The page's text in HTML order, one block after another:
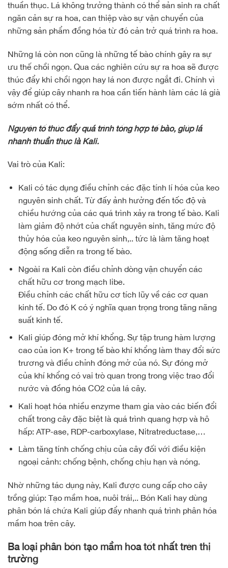
thuần thục. Lá không trưởng thành có thể sản sinh ra chất
ngăn cản sự ra hoa, can thiệp vào sự vận chuyển của
những sản phẩm đồng hóa từ đó cản trở quá trình ra hoa.
Những lá còn non cũng là những tế bào chính gây ra sự
ưu thế chồi ngọn. Qua các nghiên cứu sự ra hoa sẽ được
thúc đẩy khi chồi ngọn hay lá non được ngắt đi. Chính vì
vậy để giúp cây nhanh ra hoa cần tiến hành làm các lá già
sớm nhất có thể.
Nguyên tố thúc đẩy quá trình tổng hợp tế bào, giúp lá
nhanh thuần thục là Kali.
Vai trò của Kali:
Kali có tác dụng điều chỉnh các đặc tính lí hóa của keo
nguyên sinh chất. Từ đấy ảnh hưởng đến tốc độ và
chiều hướng của các quá trình xảy ra trong tế bào. Kali
làm giảm độ nhớt của chất nguyên sinh, tăng mức độ
thủy hóa của keo nguyên sinh,.. tức là làm tăng hoạt
động sống diễn ra trong tế bào.
Ngoài ra Kali còn điều chỉnh dòng vận chuyển các
chất hữu cơ trong mạch libe.
Điều chỉnh các chất hữu cơ tích lũy về các cơ quan
kinh tế. Do đó K có ý nghĩa quan trọng trong tăng năng
suất kinh tế.
Kali giúp đóng mở khí khổng. Sự tập trung hàm lượng
cao của ion K+ trong tế bào khí khổng làm thay đổi sức
trương và điều chỉnh đóng mở của nó. Sự đóng mở
của khí khổng có vai trò quan trong trong việc trao đổi
nước và đồng hóa CO2 của lá cây.
Kali hoạt hóa nhiều enzyme tham gia vào các biến đổi
chất trong cây đặc biệt là quá trình quang hợp và hô
hấp: ATP-ase, RDP-carboxylase, Nitratreductase,…
Làm tăng tính chống chịu của cây đối với điều kiện
ngoại cảnh: chống bệnh, chống chịu hạn và nóng.
Nhờ những tác dụng này, Kali được cung cấp cho cây
trồng giúp: Tạo mầm hoa, nuôi trái,.. Bón Kali hay dùng
phân bón lá chứa Kali giúp đẩy nhanh quá trình phân hóa
mầm hoa trên cây.
Ba loại phân bón tạo mầm hoa tốt nhất trên thị
trường